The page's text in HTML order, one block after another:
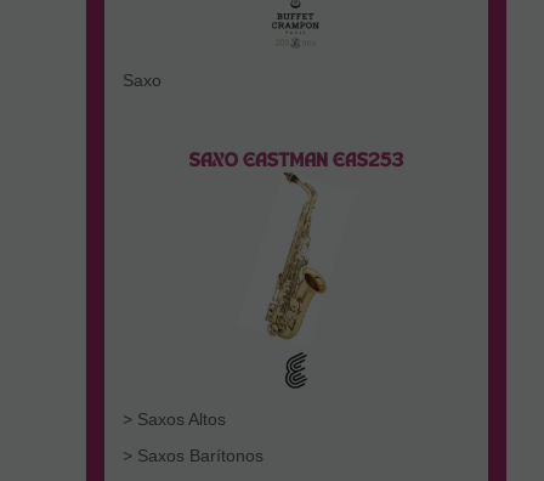
Saxo
> Saxos Altos
> Saxos Barítonos